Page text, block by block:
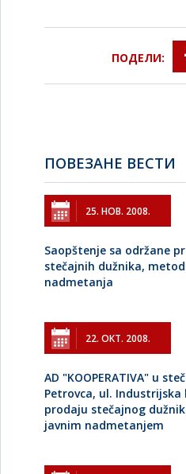
ПОДЕЛИ:
ПОВЕЗАНЕ ВЕСТИ
25. НОВ. 2008.
Saopštenje sa održane
stečajnih dužnika,
nadmetanja
22. ОКТ. 2008.
AD "KOOPERATIVA" u
Petrovca, ul. Industrijska
prodaju stečajnog
javnim nadmetanjem